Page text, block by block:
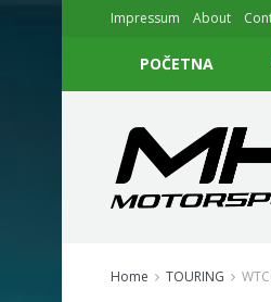
Impressum About
POČETNA
Home TOURING